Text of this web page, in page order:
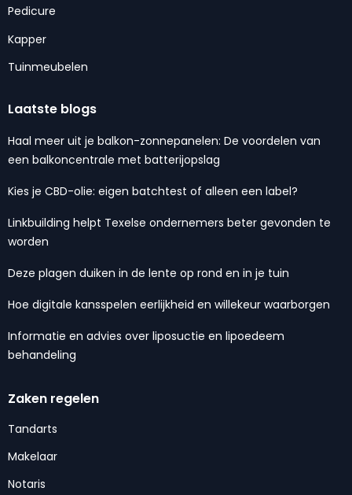
Pedicure
Kapper
Tuinmeubelen
Laatste blogs
Haal meer uit je balkon-zonnepanelen: De voordelen van
een balkoncentrale met batterijopslag
Kies je CBD-olie: eigen batchtest of alleen een label?
Linkbuilding helpt Texelse ondernemers beter gevonden te
worden
Deze plagen duiken in de lente op rond en in je tuin
Hoe digitale kansspelen eerlijkheid en willekeur waarborgen
Informatie en advies over liposuctie en lipoedeem
behandeling
Zaken regelen
Tandarts
Makelaar
Notaris